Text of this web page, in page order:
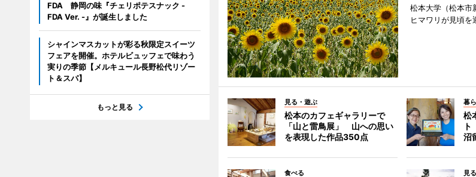
松本大学（松本市
ヒマワリが見頃を
見る・遊ぶ
松本のカフェギャラリーで
「山と雷鳥展」 山への思い
を表現した作品350点
暮
松
沼
食べる 見
FDA 静岡の味『チェリポテスナック -
FDA Ver. -』が誕生しました
シャインマスカットが彩る秋限定スイーツ
フェアを開催。ホテルビュッフェで味わう
実りの季節【メルキュール長野松代リゾー
ト＆スパ】
もっと見る